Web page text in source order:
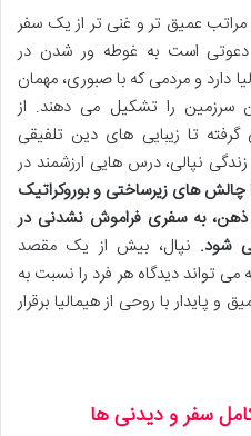
مراتب عمیق تر و غنی تر از یک سفر
است به غوطه ور شدن در
دارد و مردمی که با صبوری، مهمان
را تشکیل می دهند. از
تا زیبایی های دین تلفیقی
نپالی، درس هایی ارزشمند در
چالش های زیرساختی و بوروکراتیک
ذهن، به سفری فراموش نشدنی در
شود. نپال، بیش از یک مقصد
تواند دیدگاه هر فرد را نسبت به
پایدار با روحی از هیمالیا برقرار
سفر و دیدنی ها